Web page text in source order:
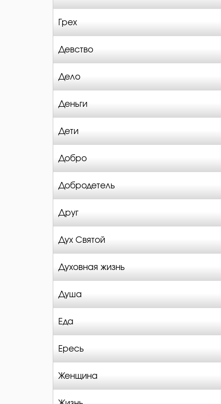
Грех
Девство
Дело
Деньги
Дети
Добро
Добродетель
Друг
Дух Святой
Духовная жизнь
Душа
Еда
Ересь
Женщина